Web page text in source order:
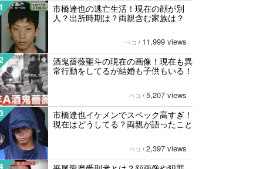
市橋達也の逃亡生活！現在の顔が別
人？出所時期は？両親含む家族は？
ペコ / 11,999 views
酒鬼薔薇聖斗の現在の画像！現在も異
常行動をしてるが結婚も子供もいる！
ペコ / 5,207 views
市橋達也イケメンでスペック高すぎ！
現在はどうしてる？両親が語ったこと
ペコ / 2,397 views